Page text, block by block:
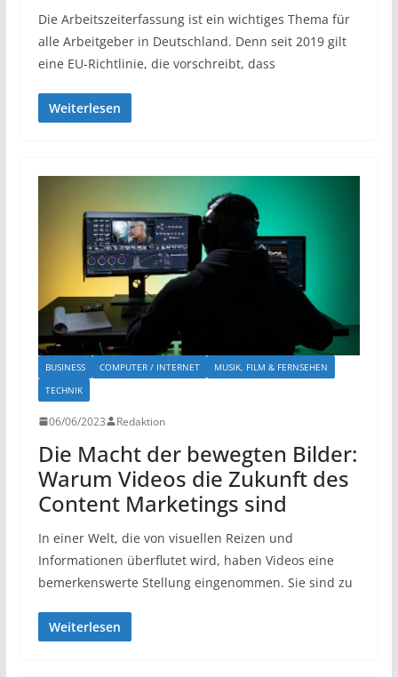
Die Arbeitszeiterfassung ist ein wichtiges Thema für
alle Arbeitgeber in Deutschland. Denn seit 2019 gilt
eine EU-Richtlinie, die vorschreibt, dass
Weiterlesen
BUSINESS COMPUTER / INTERNET
MUSIK, FILM & FERNSEHEN
TECHNIK
06/06/2023 Redaktion
Die Macht der bewegten Bilder:
Warum Videos die Zukunft des
Content Marketings sind
In einer Welt, die von visuellen Reizen und
Informationen überflutet wird, haben Videos eine
bemerkenswerte Stellung eingenommen. Sie sind zu
Weiterlesen